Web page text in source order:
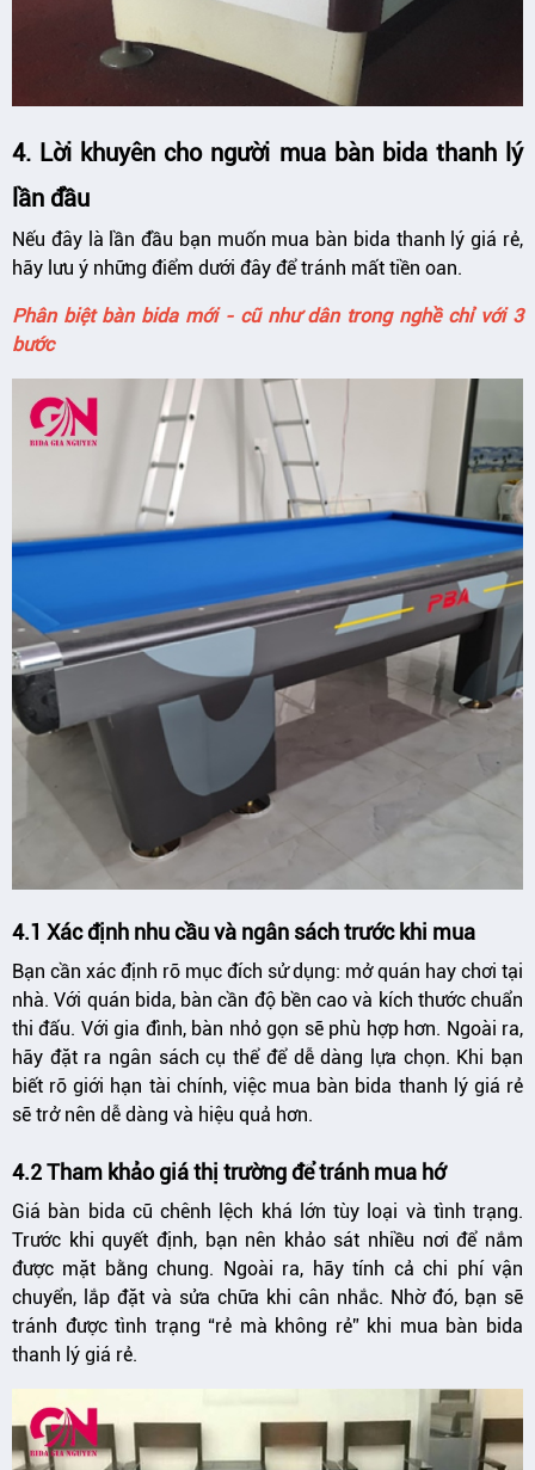
4. Lời khuyên cho người mua bàn bida thanh lý
lần đầu
Nếu đây là lần đầu bạn muốn mua bàn bida thanh lý giá rẻ,
hãy lưu ý những điểm dưới đây để tránh mất tiền oan.
Phân biệt bàn bida mới - cũ như dân trong nghề chỉ với 3
bước
4.1 Xác định nhu cầu và ngân sách trước khi mua
Bạn cần xác định rõ mục đích sử dụng: mở quán hay chơi tại
nhà. Với quán bida, bàn cần độ bền cao và kích thước chuẩn
thi đấu. Với gia đình, bàn nhỏ gọn sẽ phù hợp hơn. Ngoài ra,
hãy đặt ra ngân sách cụ thể để dễ dàng lựa chọn. Khi bạn
biết rõ giới hạn tài chính, việc mua bàn bida thanh lý giá rẻ
sẽ trở nên dễ dàng và hiệu quả hơn.
4.2 Tham khảo giá thị trường để tránh mua hớ
Giá bàn bida cũ chênh lệch khá lớn tùy loại và tình trạng.
Trước khi quyết định, bạn nên khảo sát nhiều nơi để nắm
được mặt bằng chung. Ngoài ra, hãy tính cả chi phí vận
chuyển, lắp đặt và sửa chữa khi cân nhắc. Nhờ đó, bạn sẽ
tránh được tình trạng “rẻ mà không rẻ” khi mua bàn bida
thanh lý giá rẻ.